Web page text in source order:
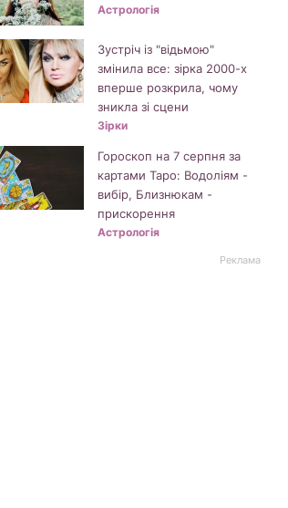
Астрологія
Зустріч із "відьмою"
змінила все: зірка 2000-х
вперше розкрила, чому
зникла зі сцени
Зірки
Гороскоп на 7 серпня за
картами Таро: Водоліям -
вибір, Близнюкам -
прискорення
Астрологія
Реклама